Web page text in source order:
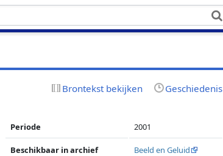
Brontekst bekijken Geschiedenis
Periode 2001
Beschikbaar in archief Beeld en Geluid